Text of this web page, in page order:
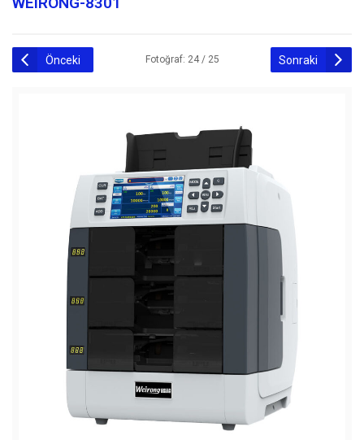
Önceki Fotoğraf: 24 / 25 Sonraki